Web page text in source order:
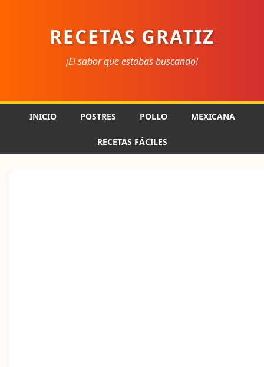
RECETAS GRATIZ
¡El sabor que estabas buscando!
INICIO POSTRES POLLO MEXICANA
RECETAS FÁCILES